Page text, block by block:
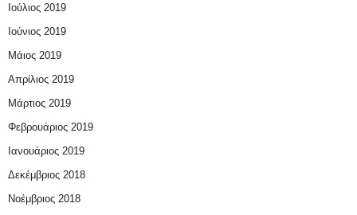
Ιούλιος 2019
Ιούνιος 2019
Μάιος 2019
Απρίλιος 2019
Μάρτιος 2019
Φεβρουάριος 2019
Ιανουάριος 2019
Δεκέμβριος 2018
Νοέμβριος 2018